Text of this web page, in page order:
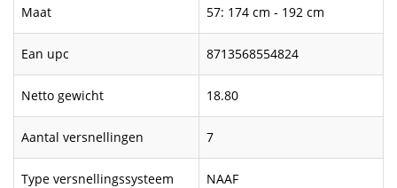
Maat 57: 174 cm - 192 cm
Ean upc 8713568554824
Netto gewicht 18.80
Aantal versnellingen 7
Type versnellingssysteem NAAF